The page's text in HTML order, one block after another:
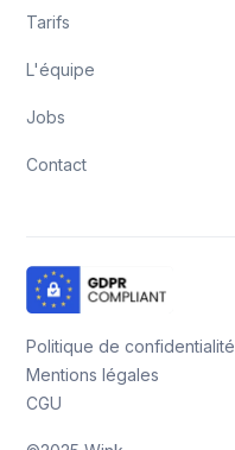
Tarifs
L'équipe
Jobs
Contact
Politique de confidentialité
Mentions légales
CGU